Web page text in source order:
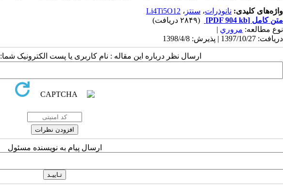
واژه‌های کلیدی: نانوذرات، سنتز ، Li4Ti5O12
متن کامل [PDF 904 kb]
(۲۸۴۹ دریافت)
نوع مطالعه: مروري |
دریافت: 1397/10/27 | پذیرش: 1398/4/8
ارسال نظر درباره این مقاله : نام کاربری یا پست الکترونیک شما:
ارسال پیام به نویسنده مسئول